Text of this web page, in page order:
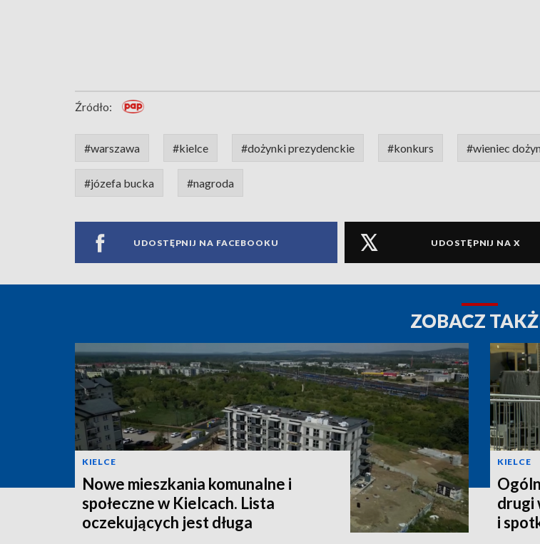
Źródło:
#warszawa #kielce #dożynki prezydenckie #konkurs #wieniec
#józefa bucka #nagroda
UDOSTĘPNIJ NA FACEBOOKU UDOSTĘPNIJ NA X
ZOBACZ
KIELCE
Nowe mieszkania komunalne i
społeczne w Kielcach. Lista
oczekujących jest długa
KIELCE
drugi
i